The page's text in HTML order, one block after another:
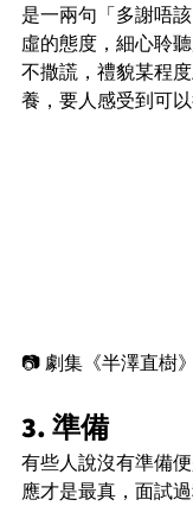
是一兩句「多謝唔
虛的態度，細心聆
不撒謊，禮貌某程
養，要人感受到可以
📷 劇集《半澤直樹
3. 準備
有些人說沒有準備
應才是最真，面試